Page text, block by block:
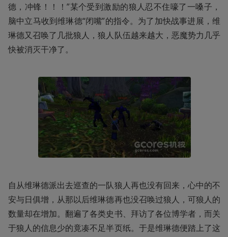
德，冲锋！！！”某个受到激励的狼人忍不住嚎了一嗓子，
脑中立马收到维琳德“闭嘴”的指令。为了加快战事进展，维
琳德又召唤了几批狼人，狼人队伍越来越大，恶魔势力几乎
快被消灭干净了。
自从维琳德派出去巡查的一队狼人再也没有回来，心中的不
安与日俱增，从那以后维琳德再也没召唤过狼人，可狼人的
数量却在增加。翻遍了各类史书、拜访了各位博学者，而关
于狼人的信息少的竟凑不足半页纸。于是维琳德便踏上了这